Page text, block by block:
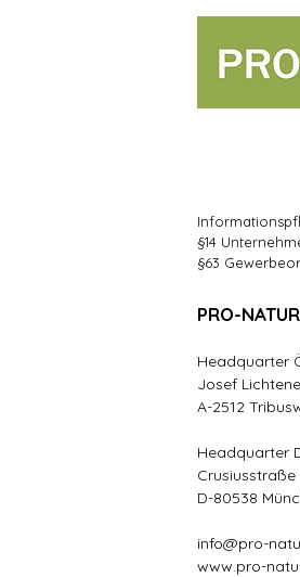
§14
§63
PRO-
Headquarter
Josef
A-2512
Headquarter
Crusiusstraße
D-80538
info@pro-
www.pro-